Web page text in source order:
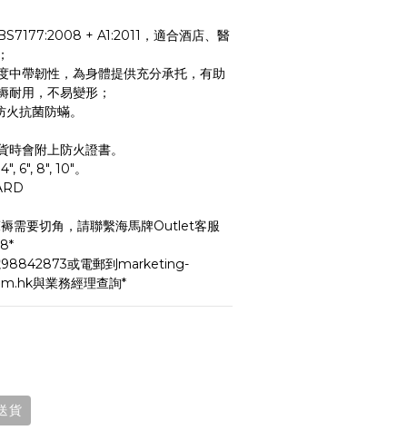
+ A1:2011，適合酒店、醫
中帶韌性，為身體提供充分承托，有助
耐用，不易變形；
抗菌防蟎。
會附上防火證書。
6", 8", 10"。
需要切角，請聯繫海馬牌Outlet客服
98842873或電郵到marketing-
與業務經理查詢*
貨